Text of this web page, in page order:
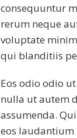
consequuntur
rerum neque
voluptate
qui blanditiis
Eos odio odio
nulla ut autem
assumenda.
eos laudantium